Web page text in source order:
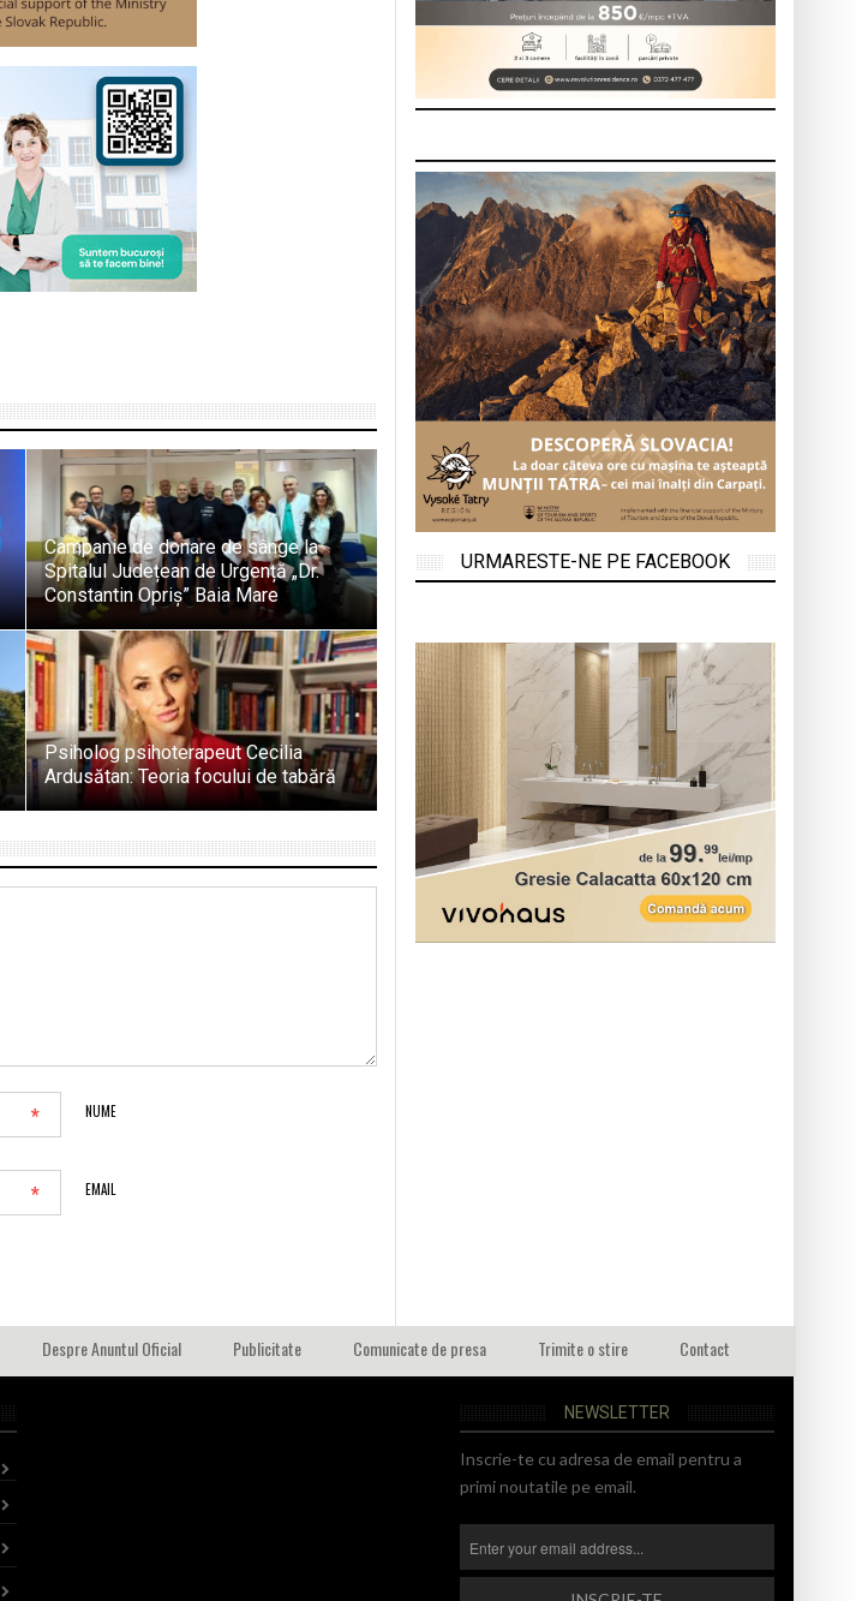
Campanie de donare de sânge la
Spitalul Județean de Urgență „Dr.
Constantin Opriș” Baia Mare
Psiholog psihoterapeut Cecilia
Ardusătan: Teoria focului de tabără
NUME
*
EMAIL
*
URMARESTE-NE PE FACEBOOK
Despre Anuntul Oficial Publicitate Comunicate de presa Trimite o stire Contact
NEWSLETTER
Inscrie-te cu adresa de email pentru a
primi noutatile pe email.